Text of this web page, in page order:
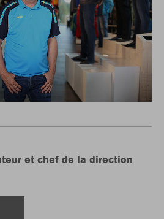
et chef de la direction